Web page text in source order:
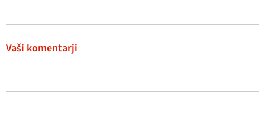
Vaši komentarji